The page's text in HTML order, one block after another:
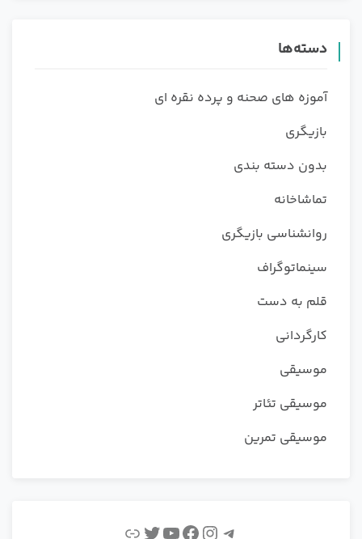
دسته‌ها
آموزه های صحنه و پرده نقره ای
بازیگری
بدون دسته بندی
تماشاخانه
روانشناسی بازیگری
سینماتوگراف
قلم به دست
کارگردانی
موسیقی
موسیقی تئاتر
موسیقی تمرین